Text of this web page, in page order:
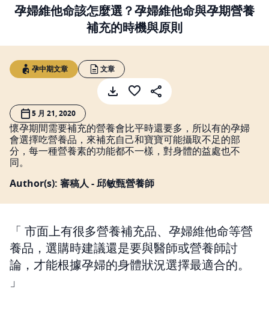
孕婦維他命該怎麼選？孕婦維他命與孕期營養
補充的時機與原則
孕中期文章 文章
5 月 21, 2020
懷孕期間需要補充的營養會比平時還要多，所以有的孕婦
會選擇吃營養品，來補充自己和寶寶可能攝取不足的部
分，每一種營養素的功能都不一樣，對身體的益處也不
同。
Author(s): 審稿人 - 邱敏甄營養師
市面上有很多營養補充品、孕婦維他命等營
養品，選購時建議還是要與醫師或營養師討
論，才能根據孕婦的身體狀況選擇最適合的。